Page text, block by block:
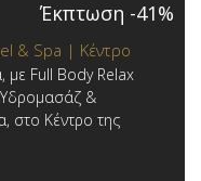
Έκπτωση -41%
& Spa | Κέντρο
με Full Body Relax
Υδρομασάζ &
στο Κέντρο της